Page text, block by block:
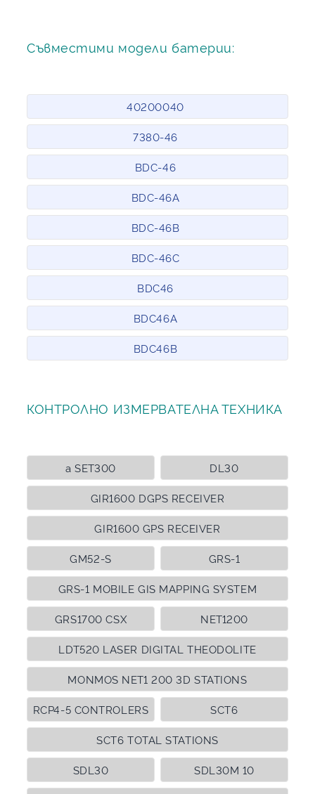
Съвместими модели батерии:
40200040
7380-46
BDC-46
BDC-46A
BDC-46B
BDC-46C
BDC46
BDC46A
BDC46B
КОНТРОЛНО ИЗМЕРВАТЕЛНА ТЕХНИКА
a SET300 DL30
GIR1600 DGPS RECEIVER
GIR1600 GPS RECEIVER
GM52-S GRS-1
GRS-1 MOBILE GIS MAPPING SYSTEM
GRS1700 CSX
LDT520 LASER DIGITAL THEODOLITE
MONMOS NET1 200 3D STATIONS
NET1200
RCP4-5 CONTROLERS SCT6
SCT6 TOTAL STATIONS
SDL30 SDL30M 10